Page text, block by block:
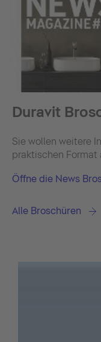
Duravit
Sie wollen weitere
praktischen Format
Öffne die News
Alle Broschüren